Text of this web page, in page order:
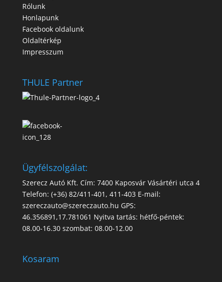
Rólunk
Honlapunk
Facebook oldalunk
Oldaltérkép
Impresszum
THULE Partner
Ügyfélszolgálat:
Szerecz Autó Kft. Cím: 7400 Kaposvár Vásártéri utca 4
Telefon: (+36) 82/411-401, 411-403 E-mail:
szereczauto@szereczauto.hu GPS:
46.356891,17.781061 Nyitva tartás: hétfő-péntek:
08.00-16.30 szombat: 08.00-12.00
Kosaram